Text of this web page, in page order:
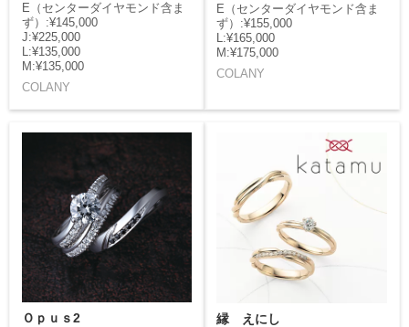
E（センターダイヤモンド含ま
ず）:¥145,000
J:¥225,000
L:¥135,000
M:¥135,000
COLANY
E（センターダイヤモンド含ま
ず）:¥155,000
L:¥165,000
M:¥175,000
COLANY
Ｏｐｕｓ2 縁 えにし